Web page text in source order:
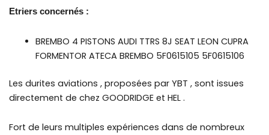
Etriers concernés :
BREMBO 4 PISTONS AUDI TTRS 8J SEAT LEON CUPRA
FORMENTOR ATECA BREMBO 5F0615105 5F0615106
Les durites aviations , proposées par YBT , sont issues
directement de chez GOODRIDGE et HEL .
Fort de leurs multiples expériences dans de nombreux